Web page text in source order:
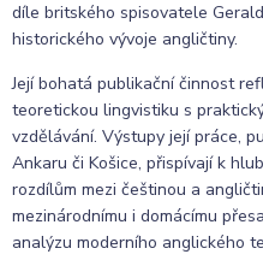
díle britského spisovatele
historického vývoje angličtiny.
Její bohatá publikační činnost
teoretickou lingvistiku s
vzdělávání. Výstupy její práce,
Ankaru či Košice, přispívají k
rozdílům mezi češtinou a
mezinárodnímu i domácímu
analýzu moderního anglického